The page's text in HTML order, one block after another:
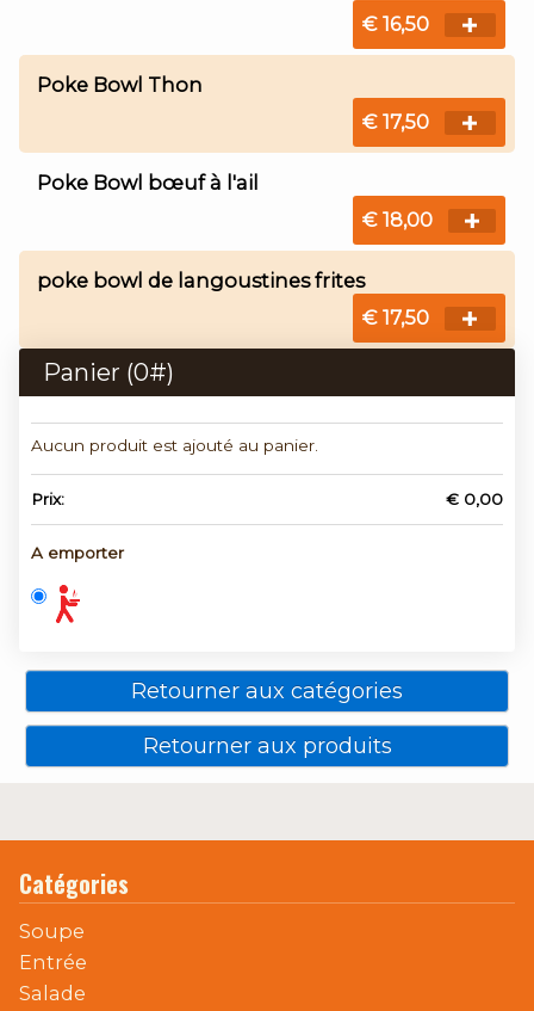
€ 16,50
Poke Bowl Thon
€ 17,50
Poke Bowl bœuf à l'ail
€ 18,00
poke bowl de langoustines frites
€ 17,50
Panier (0#)
Aucun produit est ajouté au panier.
Prix: € 0,00
A emporter
Retourner aux catégories
Retourner aux produits
Catégories
Soupe
Entrée
Salade